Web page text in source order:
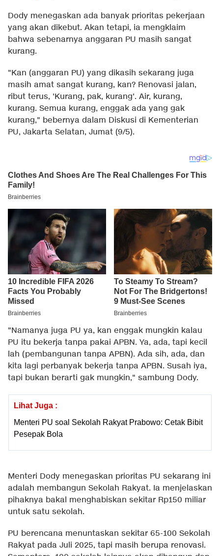
Dody menegaskan ada banyak prioritas pekerjaan
yang akan dikebut. Akan tetapi, ia mengklaim
bahwa sebenarnya anggaran PU masih sangat
kurang.
"Kan (anggaran PU) yang dikasih sekarang juga
masih amat sangat kurang, kan? Renovasi jalan,
ribut terus, 'Kurang, pak, kurang'. Air, kurang,
kurang. Semua kurang, enggak ada yang gak
kurang," bebernya dalam Diskusi di Kementerian
PU, Jakarta Selatan, Jumat (9/5).
"Namanya juga PU ya, kan enggak mungkin kalau
PU itu bekerja tanpa pakai APBN. Ya, ada, tapi kecil
lah (pembangunan tanpa APBN). Ada sih, ada, dan
kita lagi perbanyak bekerja tanpa APBN. Susah iya,
tapi bukan berarti gak mungkin," sambung Dody.
Lihat Juga :
Menteri PU soal Sekolah Rakyat Prabowo: Cetak Bibit
Pesepak Bola
Menteri Dody menegaskan prioritas PU sekarang ini
adalah membangun Sekolah Rakyat. Ia menjelaskan
pihaknya bakal menghabiskan sekitar Rp150 miliar
untuk satu sekolah.
PU berencana menuntaskan sekitar 65-100 Sekolah
Rakyat pada Juli 2025, tapi masih berupa renovasi.